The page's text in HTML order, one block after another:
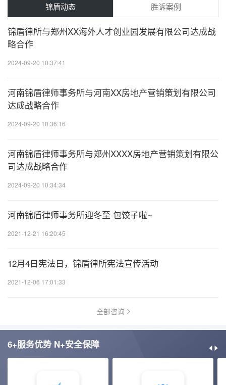
锦盾动态 胜诉案例
锦盾律所与郑州XX海外人才创业园发展有限公司达成战
略合作
2024-09-20 10:37:41
河南锦盾律师事务所与河南XX房地产营销策划有限公司
达成战略合作
2024-09-20 10:36:16
河南锦盾律师事务所与郑州XXXX房地产营销策划有限公
司达成战略合作
2024-09-20 10:34:34
河南锦盾律师事务所迎冬至 包饺子啦~
2021-12-21 16:20:45
12月4日宪法日，锦盾律所宪法宣传活动
2021-12-06 17:01:33
全部咨询
6+服务优势 N+安全保障